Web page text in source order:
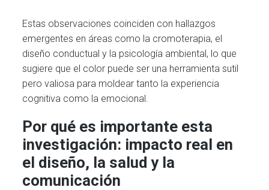
Estas observaciones coinciden con hallazgos
emergentes en áreas como la cromoterapia, el
diseño conductual y la psicología ambiental, lo que
sugiere que el color puede ser una herramienta sutil
pero valiosa para moldear tanto la experiencia
cognitiva como la emocional.
Por qué es importante esta
investigación: impacto real en
el diseño, la salud y la
comunicación